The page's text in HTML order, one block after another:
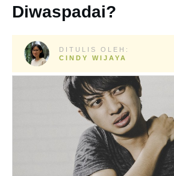
Diwaspadai?
DITULIS OLEH:
CINDY WIJAYA